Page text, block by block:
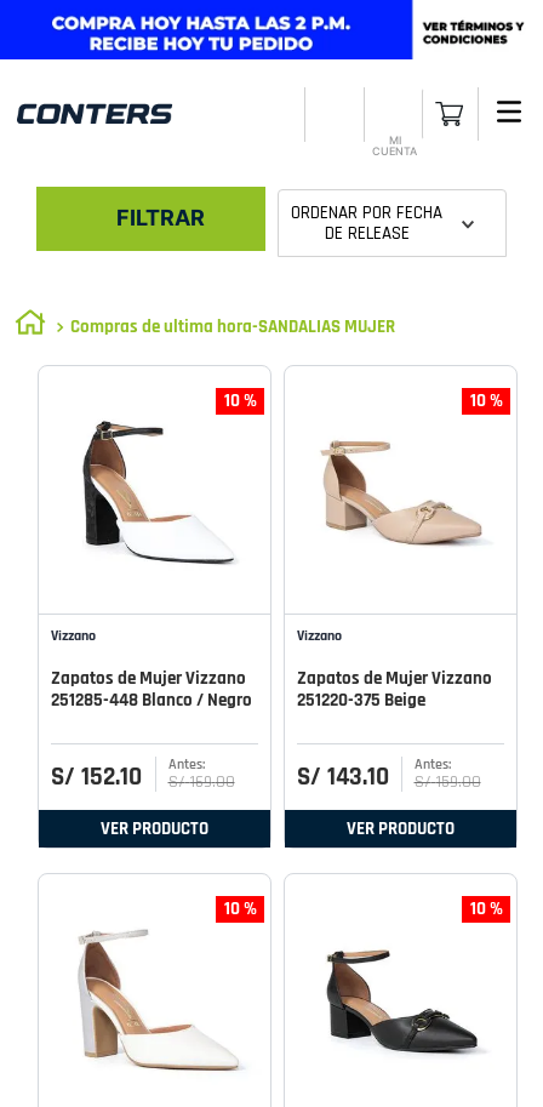
MI
CUENTA
FILTRAR ORDENAR POR FECHA
DE RELEASE
Compras de ultima hora-SANDALIAS MUJER
10 %
Vizzano
Zapatos de Mujer Vizzano
251285-448 Blanco / Negro
S/ 152.10 S/ 169.00
VER PRODUCTO
10 %
Vizzano
Zapatos de Mujer Vizzano
251220-375 Beige
S/ 143.10 S/ 159.00
VER PRODUCTO
10 % 10 %